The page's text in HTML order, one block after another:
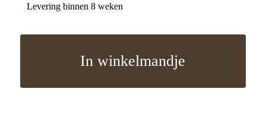
Levering binnen 8 weken
In winkelmandje